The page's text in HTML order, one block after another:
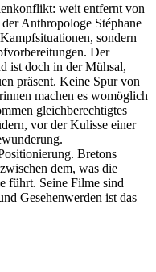
weit entfernt von
Anthropologe Stéphane
sondern
Der
ist doch in der Mühsal,
präsent. Keine Spur von
machen es womöglich
gleichberechtigtes
vor der Kulisse einer
Bretons
dem, was die
führt. Seine Filme sind
Gesehenwerden ist das